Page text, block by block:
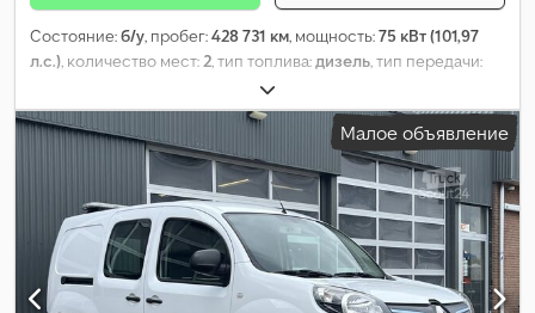
Состояние:б/у, пробег:428 731 км, мощность:75 кВт (101,97
л.с.) , количество мест: 2 , тип топлива:дизель , тип передачи:
, первая регистрация:
класс выбросов:euro2, количество предыдущих владельцев:
1, Год выпуска:1999
гидроусилитель руля,
круиз-контроль, полная сервисная история, прицепное
устройство, противотуманные фары, центральный замок
Малое объявление